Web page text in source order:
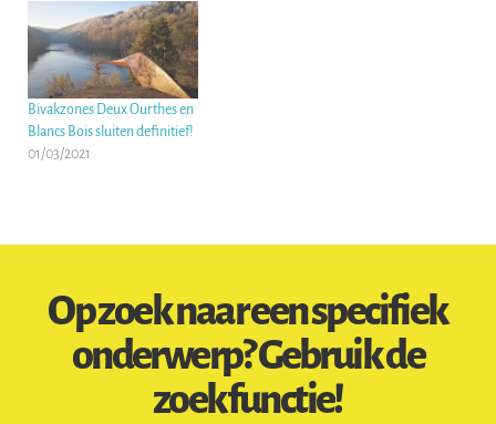
Bivakzones Deux Ourthes en
Blancs Bois sluiten definitief!
01/03/2021
Op zoek naar een specifiek
onderwerp? Gebruik de
zoekfunctie!